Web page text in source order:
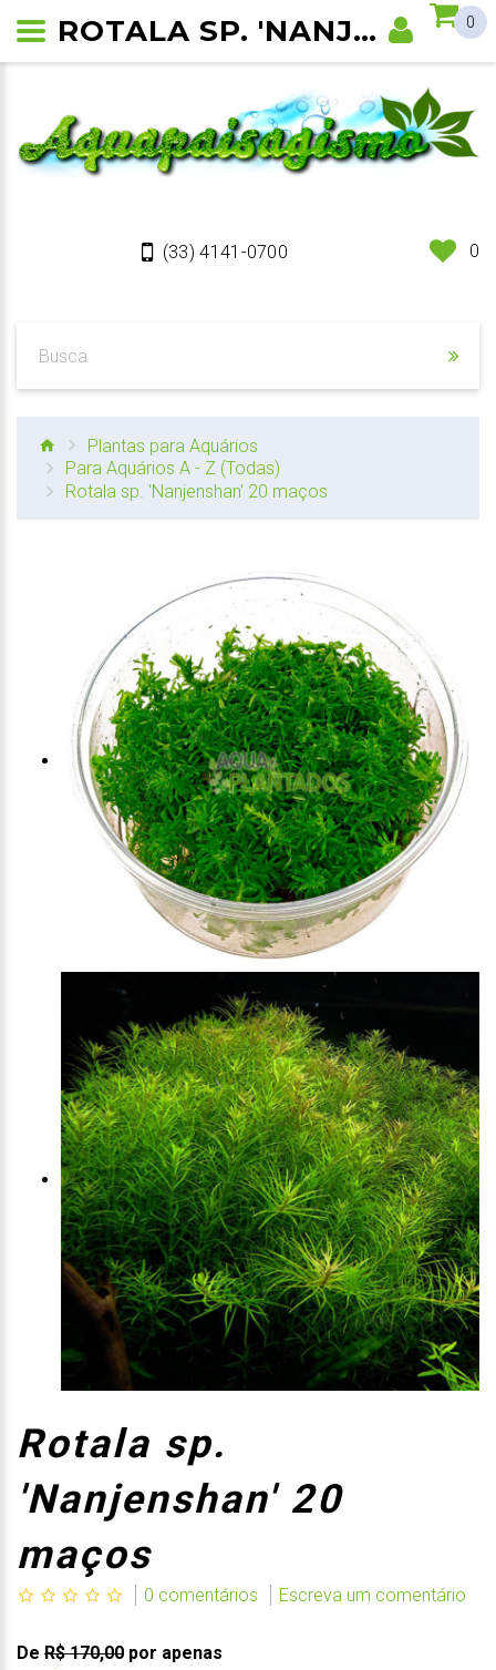
(33) 4141-0700 0
0
Plantas para Aquários
Para Aquários A - Z (Todas)
Rotala sp. 'Nanjenshan' 20 maços
Rotala sp.
'Nanjenshan' 20
maços
0 comentários Escreva um comentário
De R$ 170,00 por apenas
ROTALA SP. 'NANJENSHAN'